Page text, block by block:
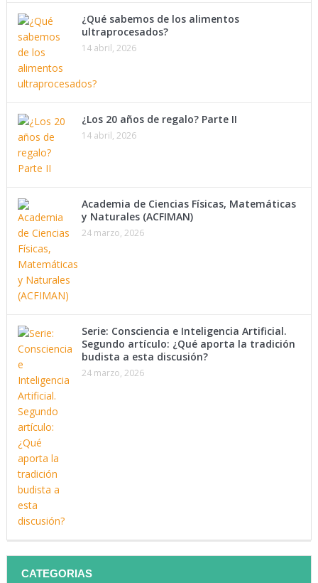
¿Qué sabemos de los alimentos
ultraprocesados?
14 abril, 2026
¿Los 20 años de regalo? Parte II
14 abril, 2026
Academia de Ciencias Físicas, Matemáticas
y Naturales (ACFIMAN)
24 marzo, 2026
Serie: Consciencia e Inteligencia Artificial.
Segundo artículo: ¿Qué aporta la tradición
budista a esta discusión?
24 marzo, 2026
CATEGORIAS